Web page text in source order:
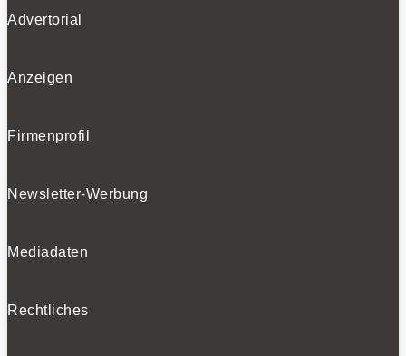
Advertorial
Anzeigen
Firmenprofil
Newsletter-Werbung
Mediadaten
Rechtliches